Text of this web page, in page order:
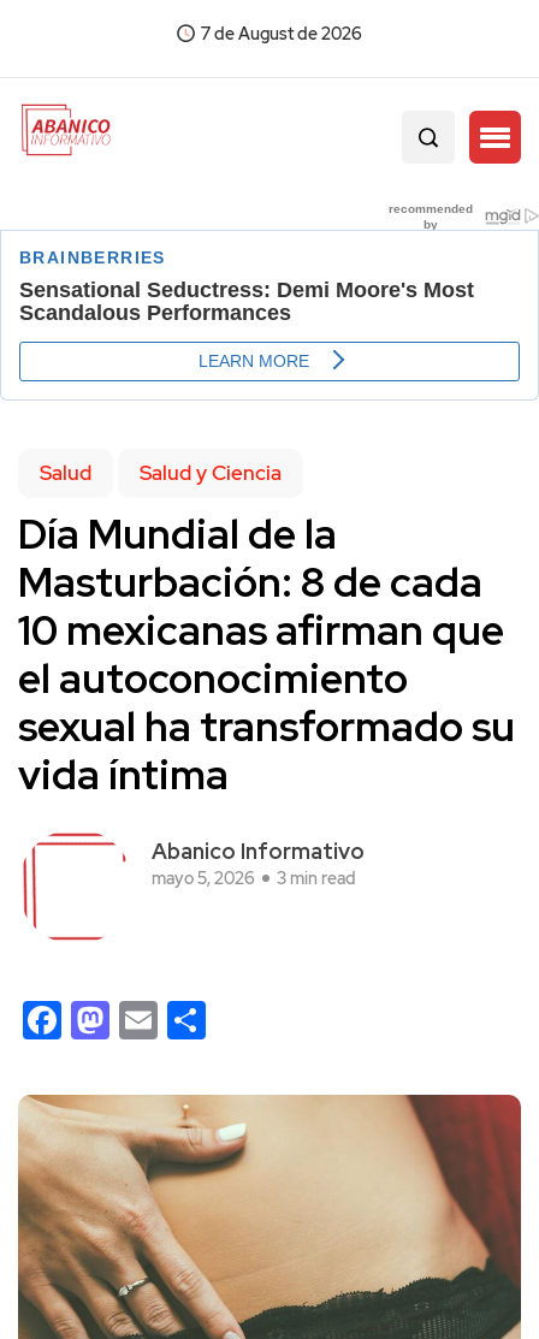
7 de August de 2026
Salud Salud y Ciencia
Día Mundial de la
Masturbación: 8 de cada
10 mexicanas afirman que
el autoconocimiento
sexual ha transformado su
vida íntima
Abanico Informativo
mayo 5, 2026 3 min read
Facebook
Mastodon
Email